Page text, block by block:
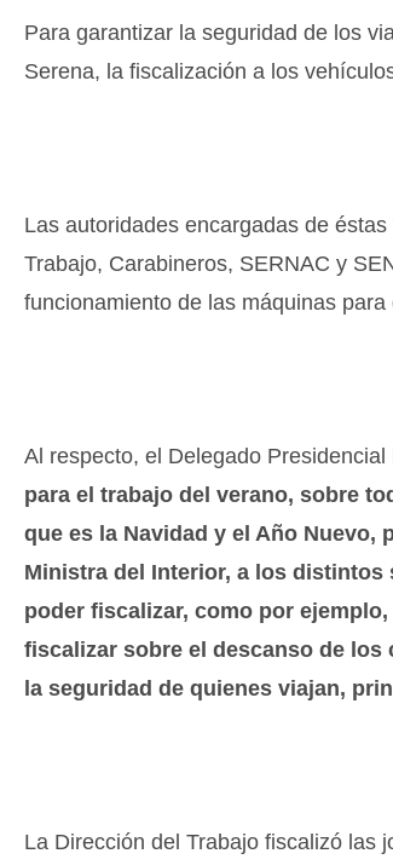
Para garantizar la seguridad de los
Serena, la fiscalización a los
Las autoridades encargadas de
Trabajo, Carabineros, SERNAC y
funcionamiento de las máquinas
Al respecto, el Delegado
para el trabajo del verano, sobre
que es la Navidad y el Año
Ministra del Interior, a los
poder fiscalizar, como por
fiscalizar sobre el descanso de los
la seguridad de quienes viajan,
La Dirección del Trabajo fiscalizó las